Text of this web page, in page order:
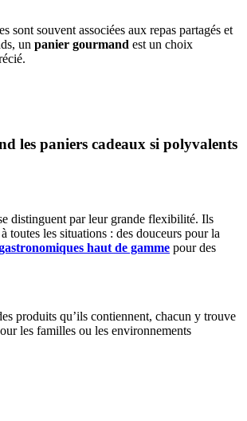
sont souvent associées aux repas partagés et
un panier gourmand est un choix
les paniers cadeaux si polyvalents
distinguent par leur grande flexibilité. Ils
toutes les situations : des douceurs pour la
haut de gamme pour des
produits qu’ils contiennent, chacun y trouve
les familles ou les environnements